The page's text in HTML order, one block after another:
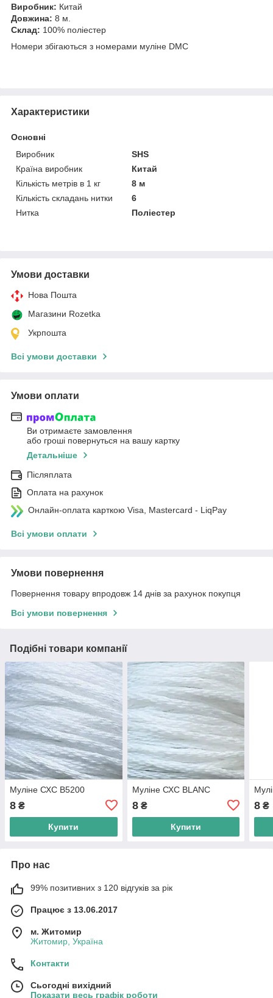
Виробник: Китай
Довжина: 8 м.
Склад: 100% поліестер
Номери збігаються з номерами муліне DMC
Характеристики
Основні
Виробник
SHS
Країна виробник
Китай
Кількість метрів в 1 кг
8 м
Кількість складань нитки
6
Нитка
Поліестер
Умови доставки
Нова Пошта
Магазини Rozetka
Укрпошта
Всі умови доставки
Умови оплати
Ви отримаєте замовлення
або гроші повернуться на вашу картку
Детальніше
Післяплата
Оплата на рахунок
Онлайн-оплата карткою Visa, Mastercard - LiqPay
Всі умови оплати
Умови повернення
Повернення товару впродовж 14 днів за рахунок покупця
Всі умови повернення
Подібні товари компанії
Муліне СХС B5200
8 ₴
Купити
Муліне СХС BLANC
8₴
Купити
8 ₴
Про нас
99% позитивних з 120 відгуків за рік
Працює з 13.06.2017
м. Житомир
Житомир, Україна
Контакти
Сьогодні вихідний
Показати весь графік роботи